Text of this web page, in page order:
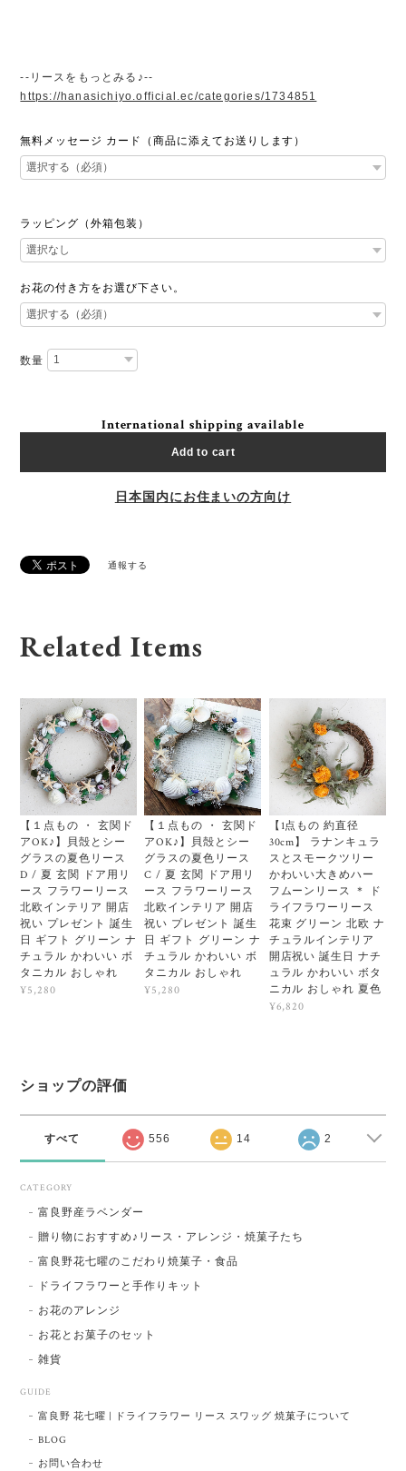
--リースをもっとみる♪--
https://hanasichiyo.official.ec/categories/1734851
無料メッセージ カード（商品に添えてお送りします）
ラッピング（外箱包装）
お花の付き方をお選び下さい。
数量
International shipping available
Add to cart
日本国内にお住まいの方向け
通報する
Related Items
【１点もの ・ 玄関ド
アOK♪】貝殻とシー
グラスの夏色リース
D / 夏 玄関 ドア用リ
ース フラワーリース
北欧インテリア 開店
祝い プレゼント 誕生
日 ギフト グリーン ナ
チュラル かわいい ボ
タニカル おしゃれ
¥5,280
【１点もの ・ 玄関ド
アOK♪】貝殻とシー
グラスの夏色リース
C / 夏 玄関 ドア用リ
ース フラワーリース
北欧インテリア 開店
祝い プレゼント 誕生
日 ギフト グリーン ナ
チュラル かわいい ボ
タニカル おしゃれ
¥5,280
【1点もの 約直径
30cm】 ラナンキュラ
スとスモークツリー
かわいい大きめハー
フムーンリース ＊ ド
ライフラワーリース
花束 グリーン 北欧 ナ
チュラルインテリア
開店祝い 誕生日 ナチ
ュラル かわいい ボタ
ニカル おしゃれ 夏色
¥6,820
ショップの評価
すべて 556 14 2
CATEGORY
富良野産ラベンダー
贈り物におすすめ♪リース・アレンジ・焼菓子たち
富良野花七曜のこだわり焼菓子・食品
ドライフラワーと手作りキット
お花のアレンジ
お花とお菓子のセット
雑貨
GUIDE
富良野 花七曜 | ドライフラワー リース スワッグ 焼菓子について
BLOG
お問い合わせ